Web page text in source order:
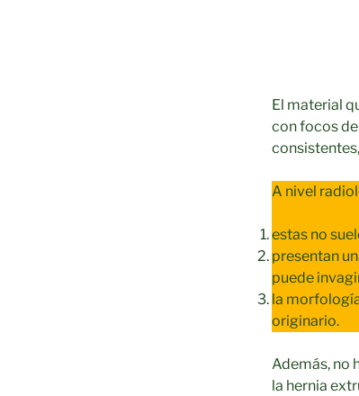
El material
con focos
A nivel
estas no
presentan
puede
la
originario.
Además, no
la hernia